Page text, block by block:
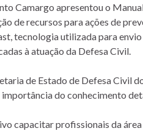
Camargo apresentou o
de recursos para ações de
tecnologia utilizada para
à atuação da Defesa Civil.
de Estado de Defesa Civil
do conhecimento
capacitar profissionais da